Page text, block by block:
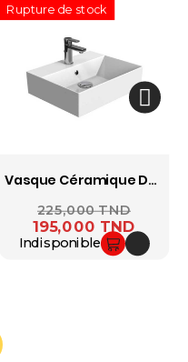
Rupture de stock
Vasque Céramique DURA Twins 50x42 Cm 5870
Prix ​​habituel
225,000 TNDPrix
195,000 TND
Indisponible